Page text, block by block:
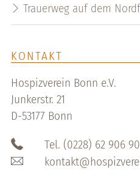
Trauerweg auf dem
KONTAKT
Hospizverein Bonn e.V.
Junkerstr. 21
D-53177 Bonn
Tel. (0228) 62 906